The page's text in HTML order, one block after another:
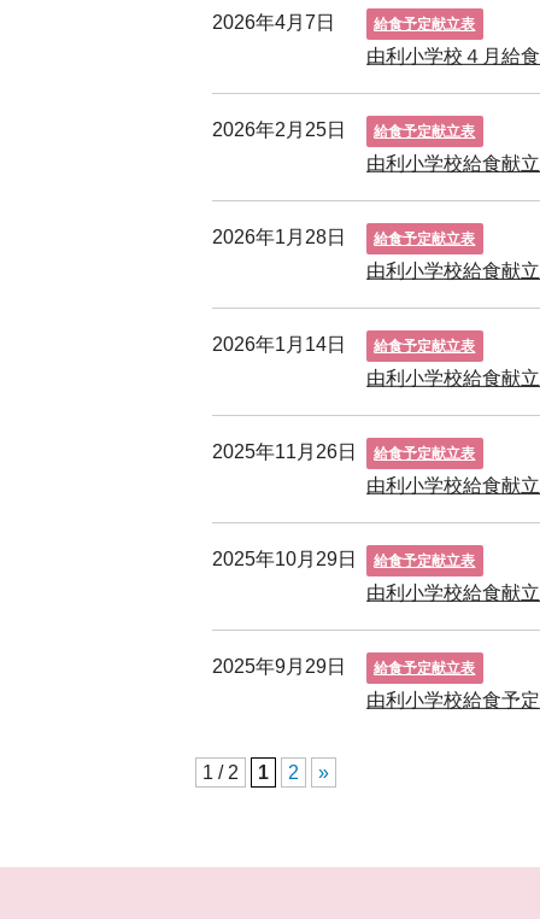
2026年4月7日 給食予定献立表
由利小学校４月給
2026年2月25日 給食予定献立表
由利小学校給食献
2026年1月28日 給食予定献立表
由利小学校給食献
2026年1月14日 給食予定献立表
由利小学校給食献
2025年11月26日 給食予定献立表
由利小学校給食献
2025年10月29日 給食予定献立表
由利小学校給食献
2025年9月29日 給食予定献立表
由利小学校給食予
1 / 2 1 2 »